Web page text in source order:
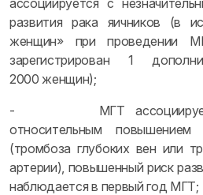
ассоциируется с
развития рака яичников (в
женщин» при проведении
зарегистрирован 1
2000 женщин);
- МГТ ассоциируется
относительным
(тромбоза глубоких вен или
артерии), повышенный риск
наблюдается в первый год МГТ;